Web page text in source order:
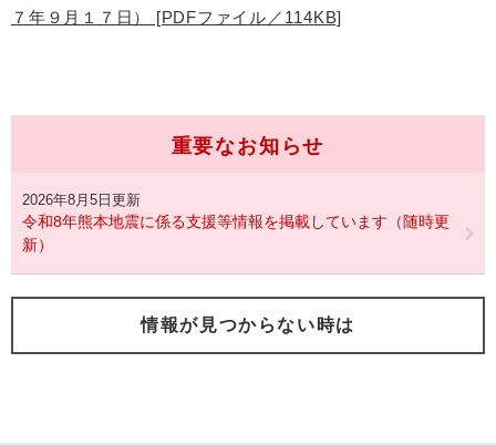
７年９月１７日） [PDFファイル／114KB]
重要なお知らせ
2026年8月5日更新
令和8年熊本地震に係る支援等情報を掲載しています（随時更
新）
情報が見つからない時は